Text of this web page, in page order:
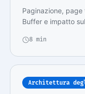
Paginazione,
Buffer e impatto
8 min
Architettura